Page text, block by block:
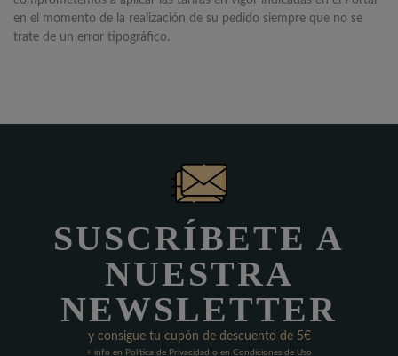
en el momento de la realización de su pedido siempre que no se
trate de un error tipográfico.
SUSCRÍBETE A
NUESTRA
NEWSLETTER
y consigue tu cupón de descuento de 5€
+ info en Política de Privacidad o en Condiciones de Uso